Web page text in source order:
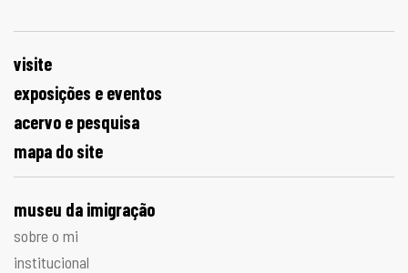
visite
exposições e eventos
acervo e pesquisa
mapa do site
museu da imigração
sobre o mi
institucional